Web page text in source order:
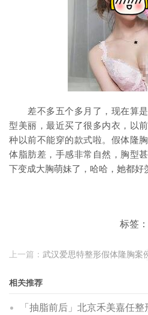
差不多五个多月了，现在算是
型美丽，最近买了很多内衣，以
种以前不能穿的款式啦。假体隆
体脂肪差，手感非常自然，胸型
下变成大胸萌妹了，哈哈，她都好
标签：
上一篇： 武汉爱思特整形假体隆胸案
相关推荐
「抽脂前后」北京禾美嘉任